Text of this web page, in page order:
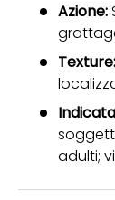
Azione:
Texture:
adulti;